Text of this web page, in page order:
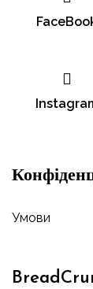
Умови